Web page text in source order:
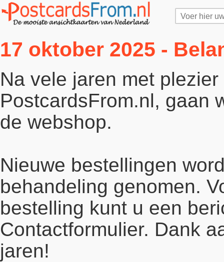
17 oktober 2025 -
Na vele jaren met
PostcardsFrom.nl, gaan
de webshop.
Nieuwe bestellingen
behandeling genomen.
bestelling kunt u een
Contactformulier. Dank
jaren!